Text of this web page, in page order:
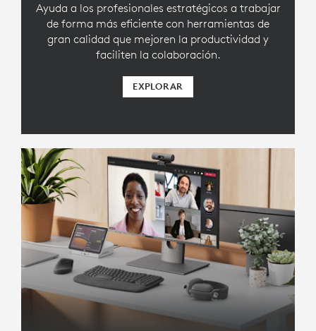
Ayuda a los profesionales estratégicos a trabajar
de forma más eficiente con herramientas de
gran calidad que mejoren la productividad y
faciliten la colaboración.
EXPLORAR